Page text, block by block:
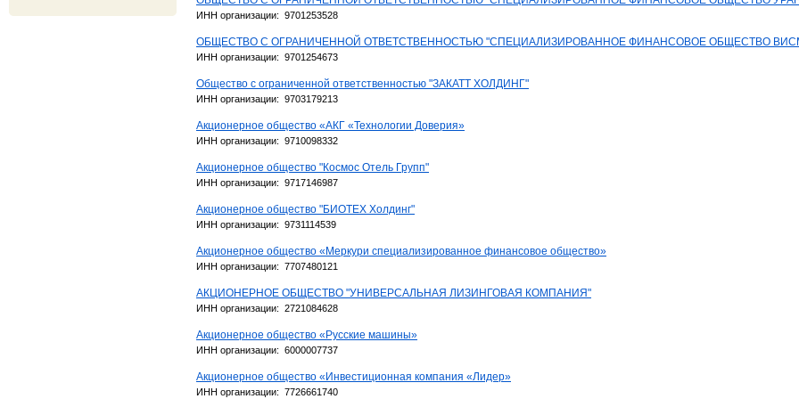
ИНН организации: 9701253528
ОБЩЕСТВО С ОГРАНИЧЕННОЙ ОТВЕТСТВЕННОСТЬЮ "СПЕЦИАЛИЗИРОВАННОЕ ФИНАНСОВОЕ ОБЩЕСТВО
ИНН организации: 9701254673
Общество с ограниченной ответственностью "ЗАКАТТ ХОЛДИНГ"
ИНН организации: 9703179213
Акционерное общество «АКГ «Технологии Доверия»
ИНН организации: 9710098332
Акционерное общество "Космос Отель Групп"
ИНН организации: 9717146987
Акционерное общество "БИОТЕХ Холдинг"
ИНН организации: 9731114539
Акционерное общество «Меркури специализированное финансовое общество»
ИНН организации: 7707480121
АКЦИОНЕРНОЕ ОБЩЕСТВО "УНИВЕРСАЛЬНАЯ ЛИЗИНГОВАЯ КОМПАНИЯ"
ИНН организации: 2721084628
Акционерное общество «Русские машины»
ИНН организации: 6000007737
Акционерное общество «Инвестиционная компания «Лидер»
ИНН организации: 7726661740